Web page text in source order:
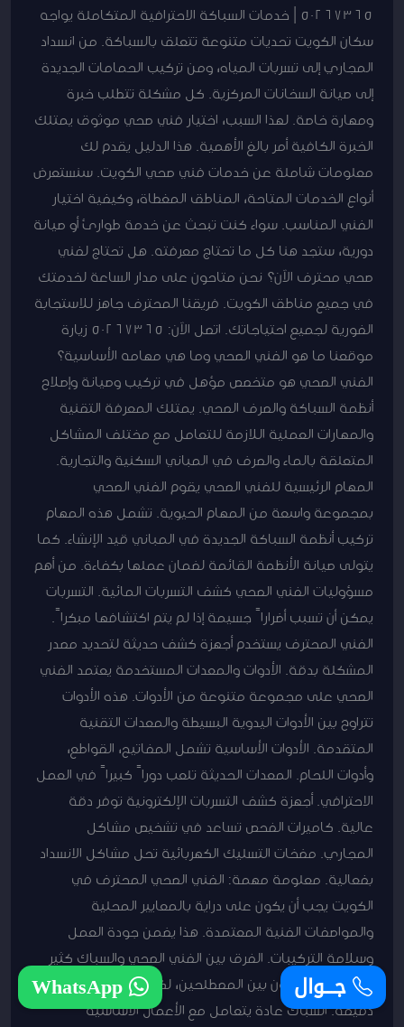
50267365 | خدمات السباكة الاحترافية المتكاملة يواجه
سكان الكويت تحديات متنوعة تتعلق بالسباكة. من انسداد
المجاري إلى تسربات المياه، ومن تركيب الحمامات الجديدة
إلى صيانة السخانات المركزية. كل مشكلة تتطلب خبرة
ومهارة خاصة. لهذا السبب، اختيار فني صحي موثوق يمتلك
الخبرة الكافية أمر بالغ الأهمية. هذا الدليل يقدم لك
معلومات شاملة عن خدمات فني صحي الكويت. سنستعرض
أنواع الخدمات المتاحة، المناطق المغطاة، وكيفية اختيار
الفني المناسب. سواء كنت تبحث عن خدمة طوارئ أو صيانة
دورية، ستجد هنا كل ما تحتاج معرفته. هل تحتاج لفني
صحي محترف الآن؟ نحن متاحون على مدار الساعة لخدمتك
في جميع مناطق الكويت. فريقنا المحترف جاهز للاستجابة
الفورية لجميع احتياجاتك. اتصل الآن: 50267365 زيارة
موقعنا ما هو الفني الصحي وما هي مهامه الأساسية؟
الفني الصحي هو متخصص مؤهل في تركيب وصيانة وإصلاح
أنظمة السباكة والصرف الصحي. يمتلك المعرفة التقنية
والمهارات العملية اللازمة للتعامل مع مختلف المشاكل
المتعلقة بالماء والصرف في المباني السكنية والتجارية.
المهام الرئيسية للفني الصحي يقوم الفني الصحي
بمجموعة واسعة من المهام الحيوية. تشمل هذه المهام
تركيب أنظمة السباكة الجديدة في المباني قيد الإنشاء. كما
يتولى صيانة الأنظمة القائمة لضمان عملها بكفاءة. من أهم
مسؤوليات الفني الصحي كشف التسربات المائية. التسربات
يمكن أن تسبب أضراراً جسيمة إذا لم يتم اكتشافها مبكراً.
الفني المحترف يستخدم أجهزة كشف حديثة لتحديد مصدر
المشكلة بدقة. الأدوات والمعدات المستخدمة يعتمد الفني
الصحي على مجموعة متنوعة من الأدوات. هذه الأدوات
تتراوح بين الأدوات اليدوية البسيطة والمعدات التقنية
المتقدمة. الأدوات الأساسية تشمل المفاتيح، القواطع،
وأدوات اللحام. المعدات الحديثة تلعب دوراً كبيراً في العمل
الاحترافي. أجهزة كشف التسربات الإلكترونية توفر دقة
عالية. كاميرات الفحص تساعد في تشخيص مشاكل
المجاري. مضخات التسليك الكهربائية تحل مشاكل الانسداد
بفعالية. معلومة مهمة: الفني الصحي المحترف في
الكويت يجب أن يكون على دراية بالمعايير المحلية
والمواصفات الفنية المعتمدة. هذا يضمن جودة العمل
وسلامة التركيبات. الفرق بين الفني الصحي والسباك كثير
من الناس يخلطون بين المصطلحين، لكن هناك فروقات
دقيقة. السباك عادة يتعامل مع الأعمال الأساسية
جـــوال